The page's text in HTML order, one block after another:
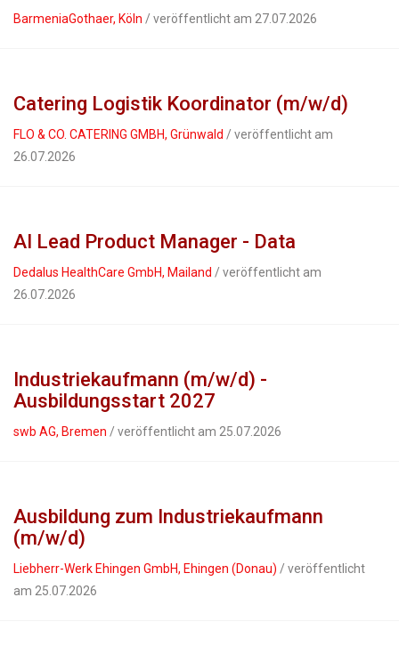
BarmeniaGothaer, Köln / veröffentlicht am 27.07.2026
Catering Logistik Koordinator (m/w/d)
FLO & CO. CATERING GMBH, Grünwald / veröffentlicht am
26.07.2026
AI Lead Product Manager - Data
Dedalus HealthCare GmbH, Mailand / veröffentlicht am
26.07.2026
Industriekaufmann (m/w/d) -
Ausbildungsstart 2027
swb AG, Bremen / veröffentlicht am 25.07.2026
Ausbildung zum Industriekaufmann
(m/w/d)
Liebherr-Werk Ehingen GmbH, Ehingen (Donau) / veröffentlicht
am 25.07.2026